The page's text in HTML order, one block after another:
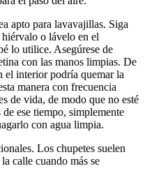
apto para lavavajillas. Siga
o lávelo en el
lo utilice. Asegúrese de
con las manos limpias. De
el interior podría quemar la
manera con frecuencia
de vida, de modo que no esté
ese tiempo, simplemente
con agua limpia.
Los chupetes suelen
calle cuando más se